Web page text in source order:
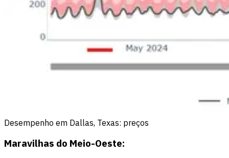
Desempenho em Dallas, Texas: preços
Maravilhas do Meio-Oeste: